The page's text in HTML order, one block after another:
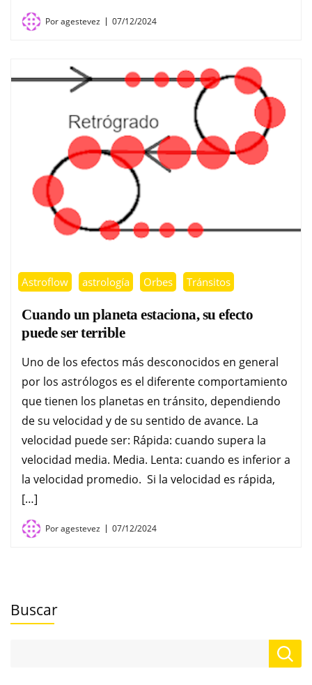
Poragestevez 07/12/2024
Astroflow astrología Orbes Tránsitos
Cuando un planeta estaciona, su efecto
puede ser terrible
Uno de los efectos más desconocidos en general
por los astrólogos es el diferente comportamiento
que tienen los planetas en tránsito, dependiendo
de su velocidad y de su sentido de avance. La
velocidad puede ser: Rápida: cuando supera la
velocidad media. Media. Lenta: cuando es inferior a
la velocidad promedio. Si la velocidad es rápida,
[…]
Poragestevez 07/12/2024
Buscar